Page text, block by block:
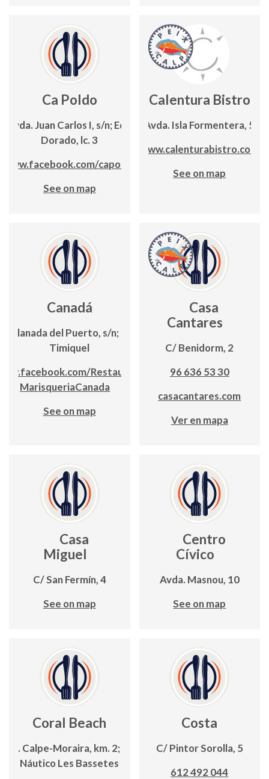
Ca Poldo
Avda. Juan Carlos I, s/n; Edf.
Dorado, lc. 3
www.facebook.com/capoldo
See on map
Calentura Bistro
Avda. Isla Formentera, 5
www.calenturabistro.com
See on map
Canadá
Explanada del Puerto, s/n; Edf.
Timiquel
Restaurante-
MarisqueriaCanada
See on map
Casa
Cantares
C/ Benidorm, 2
96 636 53 30
casacantares.com
Ver en mapa
Casa
Miguel
C/ San Fermín, 4
See on map
Centro
Cívico
Avda. Masnou, 10
See on map
Coral Beach
Calpe-Moraira, km. 2; Club
Náutico Les Bassetes
Costa
C/ Pintor Sorolla, 5
612 492 044